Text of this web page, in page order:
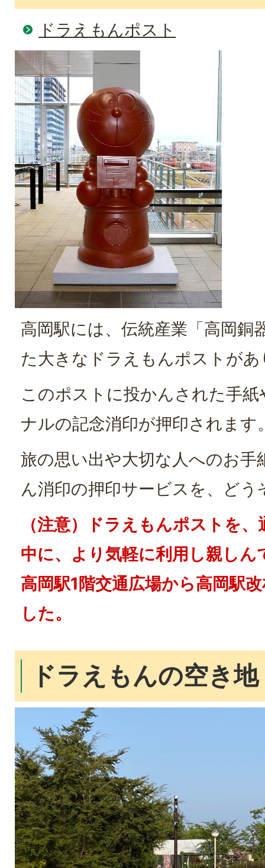
ドラえもんポスト
高岡駅には、伝統産業「高岡銅
た大きなドラえもんポストが
このポストに投かんされた手
ナルの記念消印が押印されます
旅の思い出や大切な人へのお手
ん消印の押印サービスを、ど
（注意）ドラえもんポストを
中に、より気軽に利用し親し
高岡駅1階交通広場から高岡駅
した。
ドラえもんの空き地